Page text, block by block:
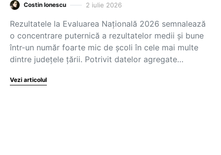
Costin Ionescu 2 iulie 2026
Rezultatele la Evaluarea Națională 2026 semnalează
o concentrare puternică a rezultatelor medii și bune
într-un număr foarte mic de școli în cele mai multe
dintre județele țării. Potrivit datelor agregate…
Vezi articolul